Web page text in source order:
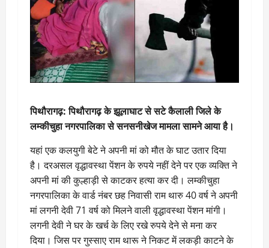
पिथौरागढ़: पिथौरागढ़ के झूलाघाट से सटे कैलाली जिले के
लम्कीचुहा नगरपालिका से सनसनीखेज मामला सामने आया है।
यहां एक कलयुगी बेटे ने अपनी मां को मौत के घाट उतार दिया
है। दरअसल वृद्धावस्था पेंशन के रुपये नहीं देने पर एक व्यक्ति ने
अपनी मां की कुल्हाड़ी से काटकर हत्या कर दी। लम्कीचुहा
नगरपालिका के वार्ड नंबर छह निवासी राम थारु 40 वर्ष ने अपनी
मां लगनी देवी 71 वर्ष को मिलने वाली वृद्धावस्था पेंशन मांगी।
लगनी देवी ने घर के खर्च के लिए रखे रुपये देने से मना कर
दिया। जिस पर गुस्साए राम थारू ने निकट में लकड़ी काटने के